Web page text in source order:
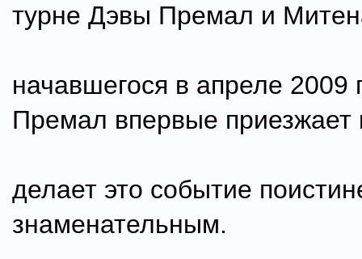
турне Дэвы Премал и
начавшегося в апреле 2009
Премал впервые приезжает
делает это событие
знаменательным.